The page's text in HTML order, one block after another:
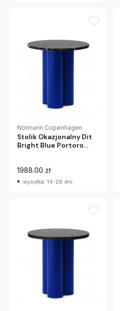
Normann Copenhagen
Stolik Okazjonalny Dit
Bright Blue Portoro
1988.00 zł
wysyłka: 14-28 dni